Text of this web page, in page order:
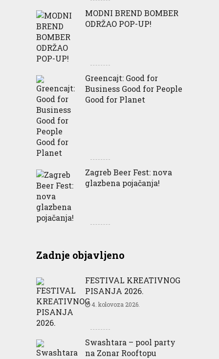
MODNI BREND BOMBER
ODRŽAO POP-UP!
Greencajt: Good for
Business Good for People
Good for Planet
Zagreb Beer Fest: nova
glazbena pojačanja!
Zadnje objavljeno
FESTIVAL KREATIVNOG
PISANJA 2026.
4. kolovoza 2026.
Swashtara – pool party
na Zonar Rooftopu